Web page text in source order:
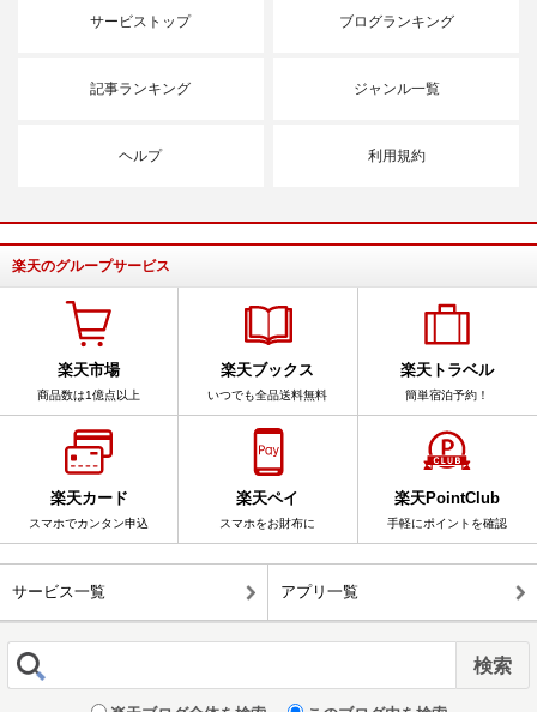
サービストップ ブログランキング
記事ランキング ジャンル一覧
ヘルプ 利用規約
楽天のグループサービス
楽天市場
商品数は1億点以上
楽天ブックス
いつでも全品送料無料
楽天トラベル
簡単宿泊予約！
楽天カード
スマホでカンタン申込
楽天ペイ
スマホをお財布に
楽天PointClub
手軽にポイントを確認
サービス一覧 アプリ一覧